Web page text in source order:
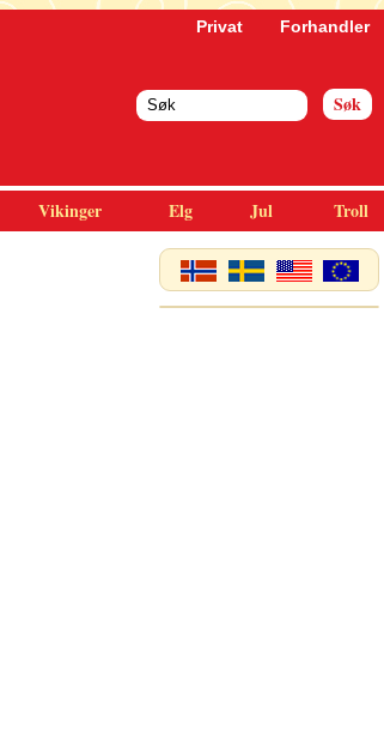
Privat Forhandler
Vikinger Elg Jul Troll